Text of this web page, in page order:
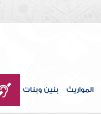
المواريث بنين وبنات